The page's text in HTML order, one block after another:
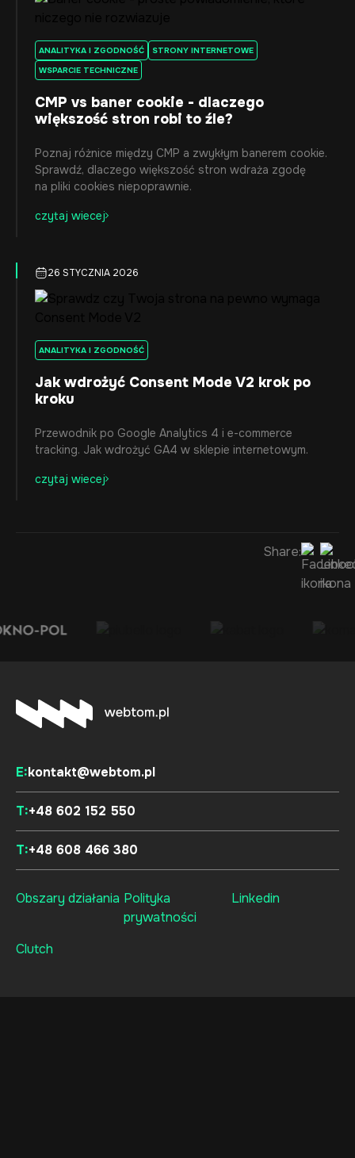
ANALITYKA I ZGODNOŚĆ
STRONY INTERNETOWE
WSPARCIE TECHNICZNE
CMP vs baner cookie - dlaczego
większość stron robi to źle?
Poznaj różnice między CMP a zwykłym banerem cookie.
Sprawdź, dlaczego większość stron wdraża zgodę
na pliki cookies niepoprawnie.
czytaj wiecej
26 STYCZNIA 2026
ANALITYKA I ZGODNOŚĆ
Jak wdrożyć Consent Mode V2 krok po
kroku
Przewodnik po Google Analytics 4 i e-commerce
tracking. Jak wdrożyć GA4 w sklepie internetowym.
czytaj wiecej
Share:
E:kontakt@webtom.pl
T:+48 602 152 550
T:+48 608 466 380
Obszary działania Polityka
prywatności
Linkedin
Clutch